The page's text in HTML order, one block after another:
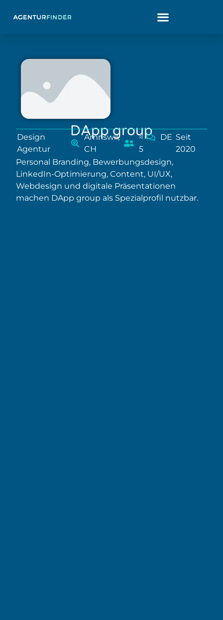
DApp group
Design
Agentur
Amriswil,
CH
≈
5
DE Seit
2020
Personal Branding, Bewerbungsdesign,
LinkedIn-Optimierung, Content, UI/UX,
Webdesign und digitale Präsentationen
machen DApp group als Spezialprofil nutzbar.